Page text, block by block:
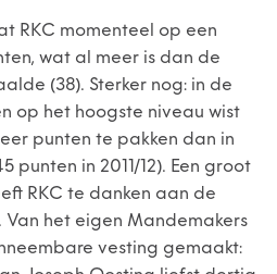
RKC momenteel op een
wat al meer is dan de
(38). Sterker nog: in de
op het hoogste niveau wist
punten te pakken dan in
in 2011/12). Een groot
RKC te danken aan de
Van het eigen Mandemakers
vesting gemaakt: